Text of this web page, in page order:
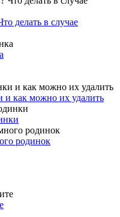
делать в случае
и как можно их удалить
родинок